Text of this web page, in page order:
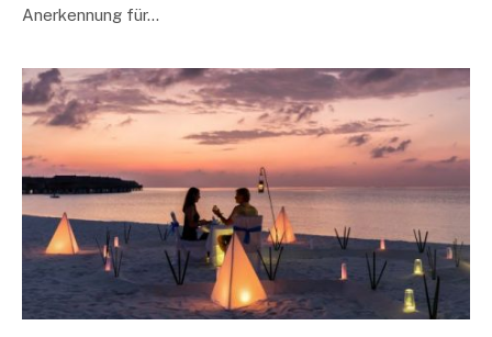
Anerkennung für…